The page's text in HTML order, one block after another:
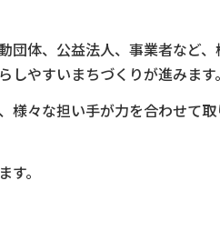
体、公益法人、事業者など、
やすいまちづくりが進みます。
々な担い手が力を合わせて
す。